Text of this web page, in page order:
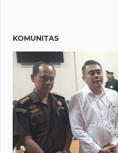
KOMUNITAS